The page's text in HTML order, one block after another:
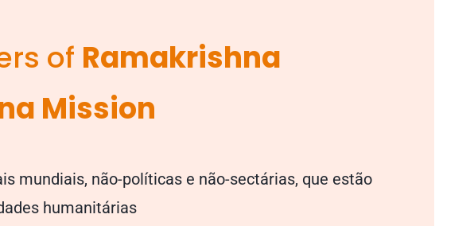
of Ramakrishna
Mission
mundiais, não-políticas e não-sectárias, que estão
humanitárias